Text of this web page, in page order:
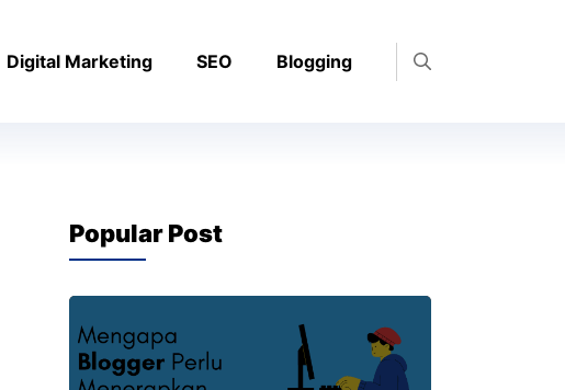
Digital Marketing SEO Blogging
Popular Post